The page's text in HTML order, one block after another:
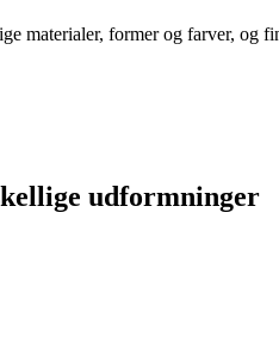
materialer, former og farver,
udformninger